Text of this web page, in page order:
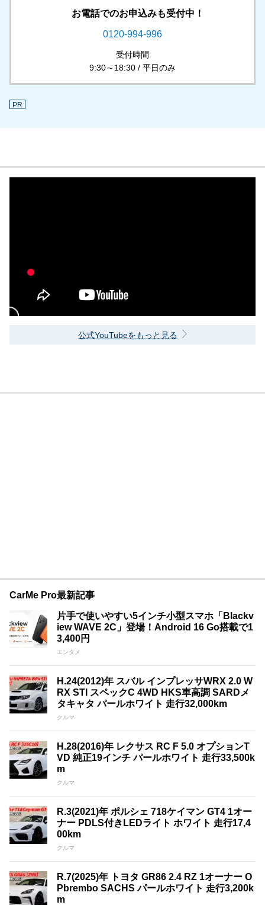
お電話でのお申込みも受付中！
0120-994-996
受付時間
9:30～18:30 / 平日のみ
PR
公式YouTubeをもっと見る
CarMe Pro最新記事
片手で使いやすい5インチ小型スマホ「Blackv
iew WAVE 2C」登場！Android 16 Go搭載で1
3,400円
エンタメ
H.24(2012)年 スバル インプレッサWRX 2.0 W
RX STI スペックC 4WD HKS車高調 SARDメ
タキャタ パールホワイト 走行32,000km
クルマ
H.28(2016)年 レクサス RC F 5.0 オプションT
VD 純正19インチ パールホワイト 走行33,500k
m
クルマ
R.3(2021)年 ポルシェ 718ケイマン GT4 1オー
ナー PDLS付きLEDライト ホワイト 走行17,4
00km
クルマ
R.7(2025)年 トヨタ GR86 2.4 RZ 1オーナー O
Pbrembo SACHS パールホワイト 走行3,200k
m